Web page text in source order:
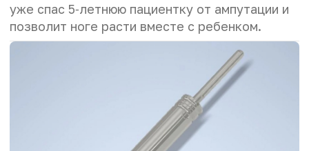
уже спас 5‑летнюю пациентку от ампутации и
позволит ноге расти вместе с ребенком.